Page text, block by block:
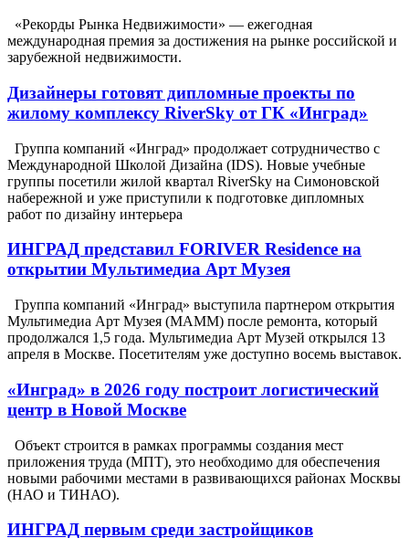
«Рекорды Рынка Недвижимости» — ежегодная
международная премия за достижения на рынке российской и
зарубежной недвижимости.
Дизайнеры готовят дипломные проекты по
жилому комплексу RiverSky от ГК «Инград»
Группа компаний «Инград» продолжает сотрудничество с
Международной Школой Дизайна (IDS). Новые учебные
группы посетили жилой квартал RiverSky на Симоновской
набережной и уже приступили к подготовке дипломных
работ по дизайну интерьера
ИНГРАД представил FORIVER Residence на
открытии Мультимедиа Арт Музея
Группа компаний «Инград» выступила партнером открытия
Мультимедиа Арт Музея (МАММ) после ремонта, который
продолжался 1,5 года. Мультимедиа Арт Музей открылся 13
апреля в Москве. Посетителям уже доступно восемь выставок.
«Инград» в 2026 году построит логистический
центр в Новой Москве
Объект строится в рамках программы создания мест
приложения труда (МПТ), это необходимо для обеспечения
новыми рабочими местами в развивающихся районах Москвы
(НАО и ТИНАО).
ИНГРАД первым среди застройщиков